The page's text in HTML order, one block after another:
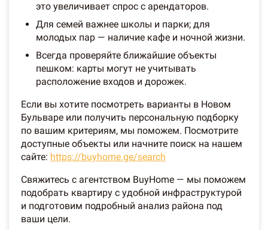
это увеличивает спрос с арендаторов.
Для семей важнее школы и парки; для
молодых пар — наличие кафе и ночной жизни.
Всегда проверяйте ближайшие объекты
пешком: карты могут не учитывать
расположение входов и дорожек.
Если вы хотите посмотреть варианты в Новом
Бульваре или получить персональную подборку
по вашим критериям, мы поможем. Посмотрите
доступные объекты или начните поиск на нашем
сайте: https://buyhome.ge/search
Свяжитесь с агентством BuyHome — мы поможем
подобрать квартиру с удобной инфраструктурой
и подготовим подробный анализ района под
ваши цели.